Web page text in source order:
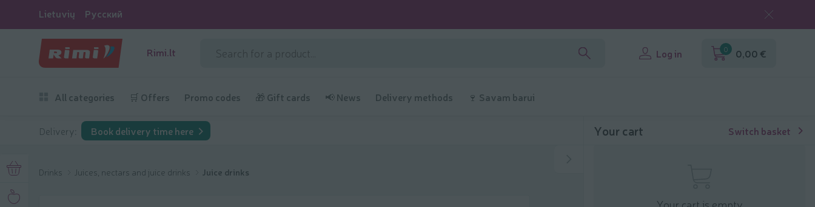
Lietuvių Русский
Rimi.lt Log in 0 0,00 €
All categories 🛒 Offers Promo codes 🎁 Gift cards 📢 News Delivery methods 🍷 Savam barui
Delivery: Book delivery time here
Drinks Juices, nectars and juice drinks Juice drinks
Your cart Switch basket
Your cart is empty